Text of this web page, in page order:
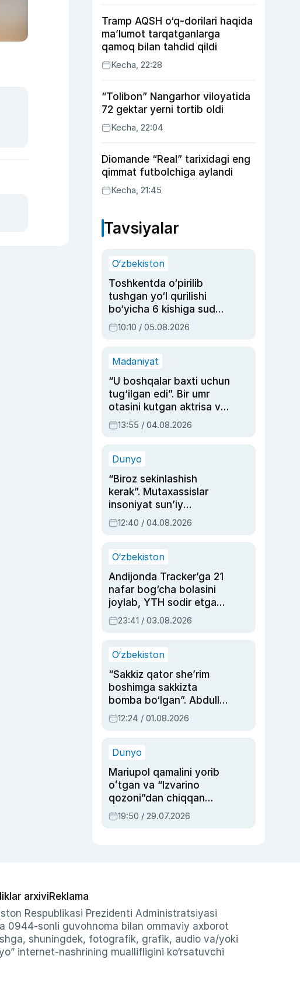
Tramp AQSH o‘q-dorilari haqida
ma’lumot tarqatganlarga
qamoq bilan tahdid qildi
Kecha, 22:28
“Tolibon” Nangarhor viloyatida
72 gektar yerni tortib oldi
Kecha, 22:04
Diomande “Real” tarixidagi eng
qimmat futbolchiga aylandi
Kecha, 21:45
Tavsiyalar
O‘zbekiston
Toshkentda o‘pirilib
tushgan yo‘l qurilishi
bo‘yicha 6 kishiga sud
hukmi o‘qildi
10:10 / 05.08.2026
Madaniyat
“U boshqalar baxti uchun
tug‘ilgan edi”. Bir umr
otasini kutgan aktrisa va
dublyaj ustasi Rimma
Ahmedovaning
13:55 / 04.08.2026
Dunyo
“Biroz sekinlashish
kerak”. Mutaxassislar
insoniyat sun’iy
intellektni boshqara
olmay qolishidan xavotir
12:40 / 04.08.2026
O‘zbekiston
Andijonda Tracker’ga 21
nafar bog‘cha bolasini
joylab, YTH sodir etgan
ayolga sud hukmi o‘qildi
23:41 / 03.08.2026
O‘zbekiston
“Sakkiz qator she’rim
boshimga sakkizta
bomba bo‘lgan”. Abdulla
Oripovni siyosiy
ayblovlardan asrab
12:24 / 01.08.2026
Dunyo
Mariupol qamalini yorib
oʻtgan va “Izvarino
qozoni”dan chiqqan
qahramon — Ukraina
armiyasi bosh
19:50 / 29.07.2026
arxiviReklama
Respublikasi Prezidenti Administratsiyasi
0944-sonli guvohnoma bilan ommaviy axborot
shuningdek, fotografik, grafik, audio va/yoki
internet-nashrining muallifligini ko‘rsatuvchi